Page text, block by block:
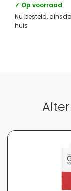
EAN
✓ Op voorraad
Nu besteld,
huis